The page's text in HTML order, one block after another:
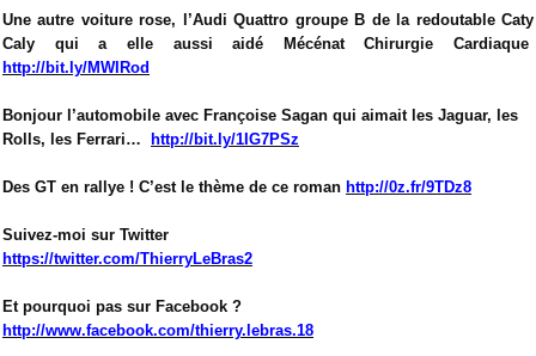
Une autre voiture rose, l’Audi Quattro groupe B de la redoutable Caty
Caly qui a elle aussi aidé Mécénat Chirurgie Cardiaque
http://bit.ly/MWIRod
Bonjour l’automobile avec Françoise Sagan qui aimait les Jaguar, les
Rolls, les Ferrari…
http://bit.ly/1IG7PSz
Des GT en rallye ! C’est le thème de ce roman http://0z.fr/9TDz8
Suivez-moi sur Twitter
https://twitter.com/ThierryLeBras2
Et pourquoi pas sur Facebook ?
http://www.facebook.com/thierry.lebras.18